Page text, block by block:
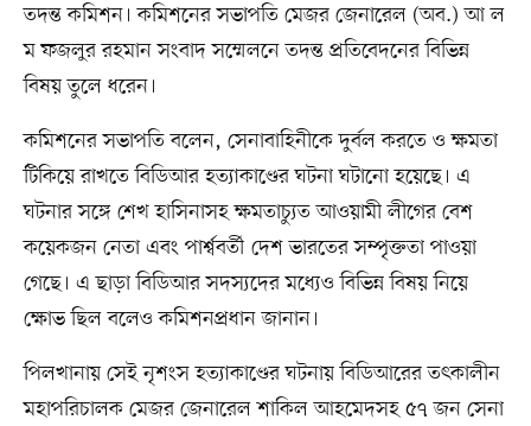
তদন্ত কমিশন। কমিশনের সভাপতি মেজর জেনারেল (অব.) আ ল
ম ফজলুর রহমান সংবাদ সম্মেলনে তদন্ত প্রতিবেদনের বিভিন্ন
বিষয় তুলে ধরেন।
কমিশনের সভাপতি বলেন, সেনাবাহিনীকে দুর্বল করতে ও ক্ষমতা
টিকিয়ে রাখতে বিডিআর হত্যাকাণ্ডের ঘটনা ঘটানো হয়েছে। এ
ঘটনার সঙ্গে শেখ হাসিনাসহ ক্ষমতাচ্যুত আওয়ামী লীগের বেশ
কয়েকজন নেতা এবং পার্শ্ববর্তী দেশ ভারতের সম্পৃক্ততা পাওয়া
গেছে। এ ছাড়া বিডিআর সদস্যদের মধ্যেও বিভিন্ন বিষয় নিয়ে
ক্ষোভ ছিল বলেও কমিশনপ্রধান জানান।
পিলখানায় সেই নৃশংস হত্যাকাণ্ডের ঘটনায় বিডিআরের তৎকালীন
মহাপরিচালক মেজর জেনারেল শাকিল আহমেদসহ ৫৭ জন সেনা